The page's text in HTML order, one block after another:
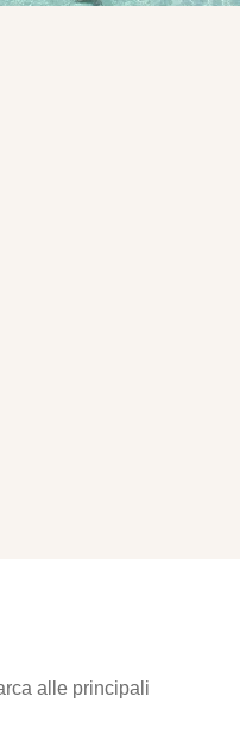
alle principali